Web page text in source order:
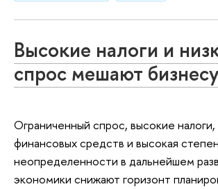
Высокие налоги и
спрос мешают
Ограниченный спрос, высокие
финансовых средств и высокая
неопределенности в дальнейшем
экономики снижают горизонт